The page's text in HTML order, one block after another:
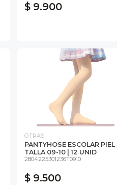
$ 9.900
OTRAS
PANTYHOSE ESCOLAR PIEL
TALLA 09-10 | 12 UNID
2804225301236T0910
$ 9.500